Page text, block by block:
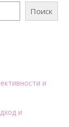
Поиск
и
и